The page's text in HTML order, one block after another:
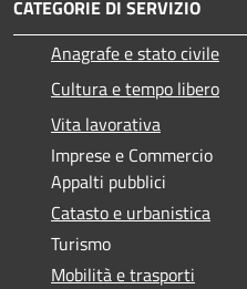
CATEGORIE DI SERVIZIO
Anagrafe e stato civile
Cultura e tempo libero
Vita lavorativa
Imprese e Commercio
Appalti pubblici
Catasto e urbanistica
Turismo
Mobilità e trasporti